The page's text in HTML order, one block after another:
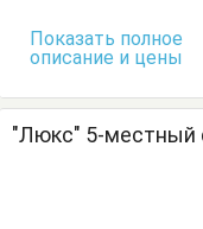
Показать полное
описание и цены
"Люкс" 5-местный